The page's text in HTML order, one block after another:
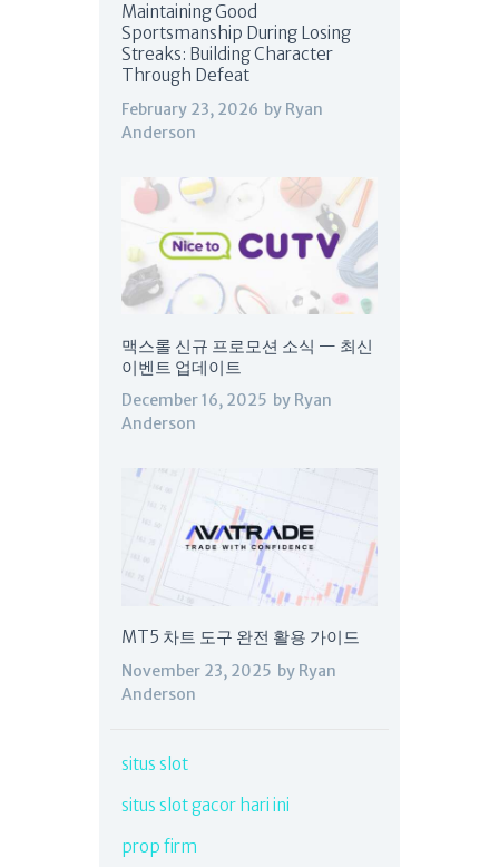
Maintaining Good
Sportsmanship During Losing
Streaks: Building Character
Through Defeat
February 23, 2026 by Ryan
Anderson
맥스롤 신규 프로모션 소식 — 최신
이벤트 업데이트
December 16, 2025 by Ryan
Anderson
MT5 차트 도구 완전 활용 가이드
November 23, 2025 by Ryan
Anderson
situs slot
situs slot gacor hari ini
prop firm